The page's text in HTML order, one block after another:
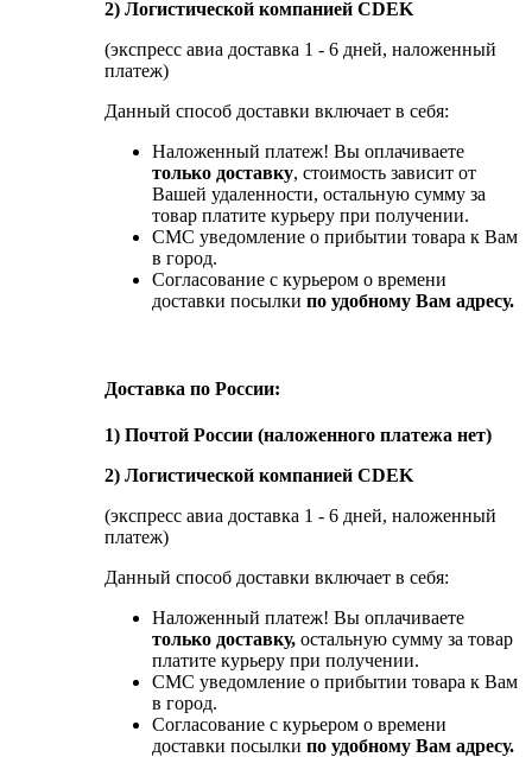
2) Логистической компанией CDEK
(экспресс авиа доставка 1 - 6 дней, наложенный
платеж)
Данный способ доставки включает в себя:
Наложенный платеж! Вы оплачиваете
только доставку, стоимость зависит от
Вашей удаленности, остальную сумму за
товар платите курьеру при получении.
СМС уведомление о прибытии товара к Вам
в город.
Согласование с курьером о времени
доставки посылки по удобному Вам адресу.
Доставка по России:
1) Почтой России (наложенного платежа нет)
2) Логистической компанией CDEK
(экспресс авиа доставка 1 - 6 дней, наложенный
платеж)
Данный способ доставки включает в себя:
Наложенный платеж! Вы оплачиваете
только доставку, остальную сумму за товар
платите курьеру при получении.
СМС уведомление о прибытии товара к Вам
в город.
Согласование с курьером о времени
доставки посылки по удобному Вам адресу.